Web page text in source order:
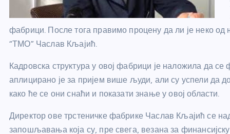
фабрици. После тога правимо процену да ли је неко
“ТМО” Часлав Кљајић.
Кадровска структура у овој фабрици је наложила да
аплицирано је за пријем више људи, али су успели да
како ће се они снаћи и показати знање у овој области.
Директор ове трстеничке фабрике Часлав Кљајић се
запошљавања која су, пре свега, везана за